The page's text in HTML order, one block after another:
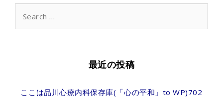
最近の投稿
ここは品川心療内科保存庫(「心の平和」to WP)702